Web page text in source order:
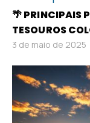
🌴 PRINCIPAIS
TESOUROS
3 de maio de 2025